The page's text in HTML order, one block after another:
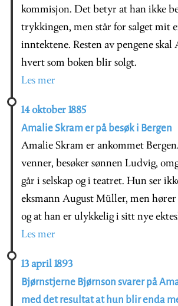
kommisjon. Det betyr at han ikke
trykkingen, men står for salget mit
inntektene. Resten av pengene skal
hvert som boken blir solgt.
Les mer
14 oktober 1885
Amalie Skram er på besøk i Bergen
Amalie Skram er ankommet
venner, besøker sønnen Ludvig,
går i selskap og i teatret. Hun ser
eksmann August Müller, men
og at han er ulykkelig i sitt nye
Les mer
13 april 1893
Bjørnstjerne Bjørnson svarer på
med det resultat at hun blir enda